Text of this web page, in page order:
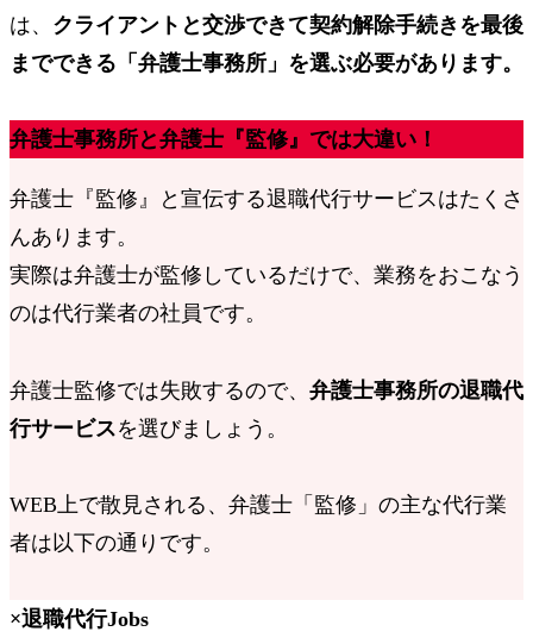
は、 クライアントと交渉できて契約解除手続きを最後
までできる 「弁護士事務所」 を選ぶ必要があります。
弁護士事務所と弁護士『監修』では大違い！
弁護士『監修』と宣伝する退職代行サービスはたくさ
んあります。
実際は弁護士が監修しているだけで、 業務をおこなう
のは代行業者の社員です。
弁護士監修では失敗するので、 弁護士事務所の退職代
行サービスを選びましょう。
WEB上で散見される、弁護士 「監修」 の主な代行業
者は以下の通りです。
×退職代行Jobs